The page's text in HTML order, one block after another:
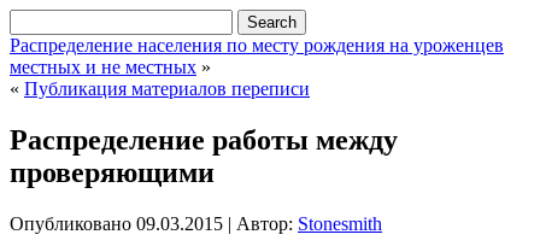
Распределение населения по месту рождения на уроженцев
местных и не местных »
« Публикация материалов переписи
Распределение работы между
проверяющими
Опубликовано 09.03.2015 | Автор: Stonesmith